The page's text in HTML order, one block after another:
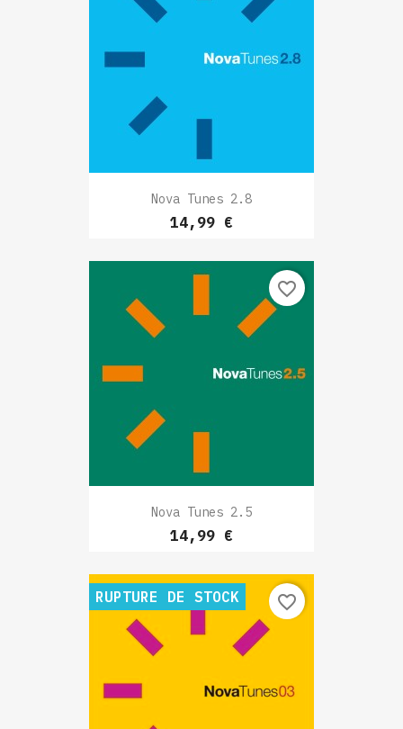
Nova Tunes 2.8
Prix
14,99 €
Nova Tunes 2.5
Prix
14,99 €
favorite_border
RUPTURE DE STOCK favorite_border